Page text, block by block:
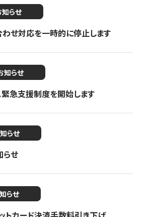
知らせ
せ対応を一時的に停止します
知らせ
急支援制度を開始します
らせ
らせ
らせ